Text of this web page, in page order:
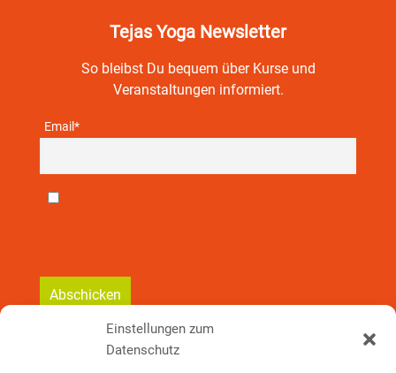
Einstellungen zum
Datenschutz
Tejas Yoga Newsletter
So bleibst Du bequem über Kurse und
Veranstaltungen informiert.
Email*